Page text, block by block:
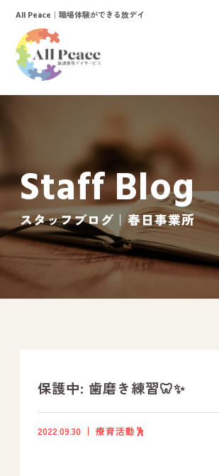
ホーム
活動内容
ご利用までの流れ
採用情報
自己評価表
社内行事
All Peace ｜職場体験ができる放デイ
Staff Blog
スタッフブログ｜春日事業所
保護中: 歯磨き練習🦷✨
2022.09.30 療育活動🕺